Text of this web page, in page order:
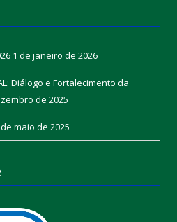
1 de janeiro de 2026
Diálogo e Fortalecimento da
de 2025
maio de 2025